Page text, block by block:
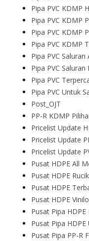
Pipa PVC KDMP
Pipa PVC KDMP
Pipa PVC KDMP
Pipa PVC KDMP
Pipa PVC Saluran
Pipa PVC
Pipa PVC
Pipa PVC Untuk
Post_OJT
PP-R KDMP
Pricelist Update
Pricelist Update
Pricelist Update
Pusat HDPE All
Pusat HDPE
Pusat HDPE
Pusat HDPE
Pusat Pipa HDPE
Pusat Pipa HDPE
Pusat Pipa PP-R